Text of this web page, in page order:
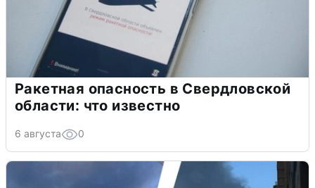
Ракетная опасность в Свердловской
области: что известно
6 августа 0